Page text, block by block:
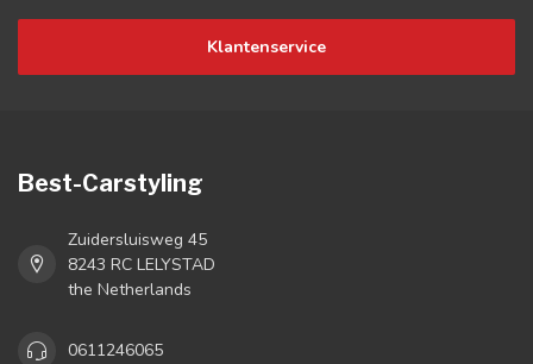
Klantenservice
Best-Carstyling
Zuidersluisweg 45
8243 RC LELYSTAD
the Netherlands
0611246065